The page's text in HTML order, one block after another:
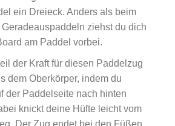
ein Dreieck. Anders als beim
ziehst du dich
am Paddel vorbei.
der Kraft für diesen Paddelzug
dem Oberkörper, indem du
der Paddelseite nach hinten
knickt deine Hüfte leicht vom
Der Zug endet bei den Füßen.